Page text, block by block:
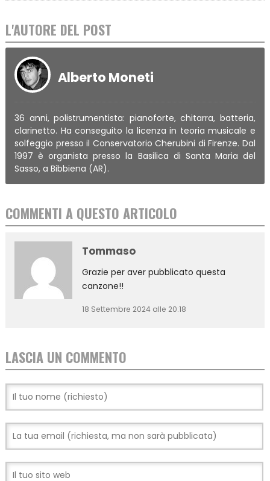
L'AUTORE DEL POST
Alberto Moneti
36 anni, polistrumentista: pianoforte, chitarra, batteria,
clarinetto. Ha conseguito la licenza in teoria musicale e
solfeggio presso il Conservatorio Cherubini di Firenze. Dal
1997 è organista presso la Basilica di Santa Maria del
Sasso, a Bibbiena (AR).
COMMENTI A QUESTO ARTICOLO
Tommaso
Grazie per aver pubblicato questa
canzone!!
18 Settembre 2024 alle 20:18
LASCIA UN COMMENTO